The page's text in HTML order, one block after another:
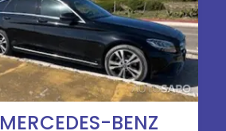
MERCEDES-BENZ